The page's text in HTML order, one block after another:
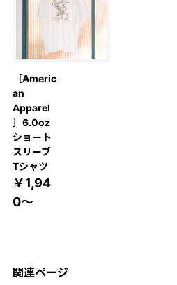
［Americ
an
Apparel
］6.0oz
ショート
スリーブ
Tシャツ
￥1,94
0～
関連ページ